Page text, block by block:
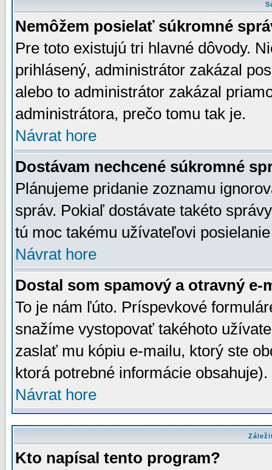
Nemôžem posielať súkromné
Pre toto existujú tri hlavné dôvody.
prihlásený, administrátor zakázal
alebo to administrátor zakázal
administrátora, prečo tomu tak je.
Návrat hore
Dostávam nechcené súkromné
Plánujeme pridanie zoznamu
správ. Pokiaľ dostávate takéto
tú moc takému užívateľovi
Návrat hore
Dostal som spamový a otravný e-
To je nám ľúto. Príspevkové
snažíme vystopovať takéhoto
zaslať mu kópiu e-mailu, ktorý ste
ktorá potrebné informácie
Návrat hore
Kto napísal tento program?